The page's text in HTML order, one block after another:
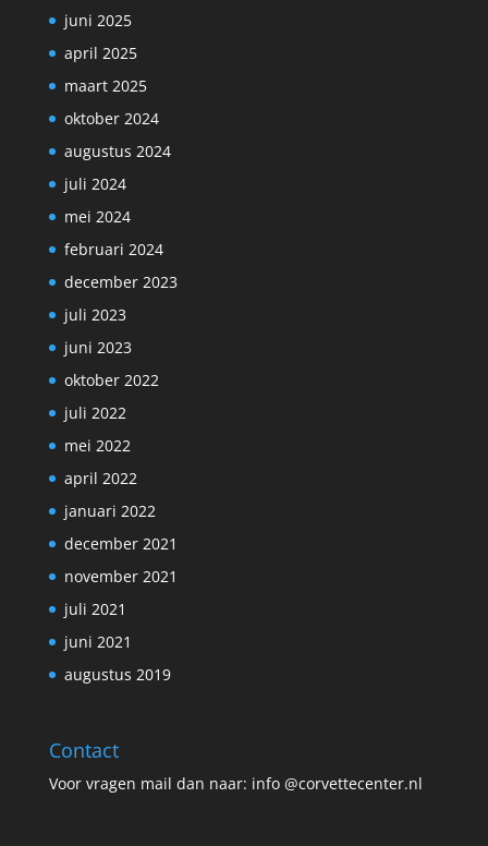
juni 2025
april 2025
maart 2025
oktober 2024
augustus 2024
juli 2024
mei 2024
februari 2024
december 2023
juli 2023
juni 2023
oktober 2022
juli 2022
mei 2022
april 2022
januari 2022
december 2021
november 2021
juli 2021
juni 2021
augustus 2019
Contact
Voor vragen mail dan naar: info @corvettecenter.nl